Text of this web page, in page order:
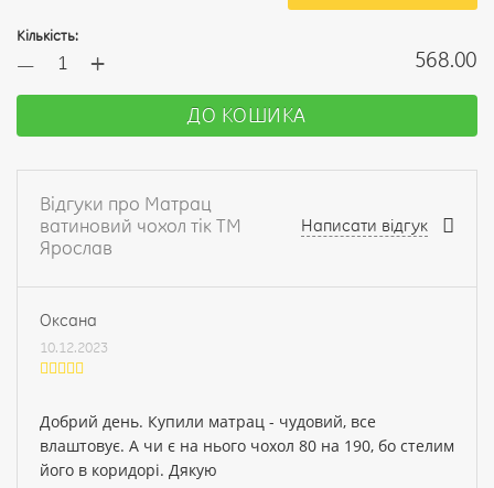
Кількість:
— + 568.00
ДО КОШИКА
Відгуки про Матрац
ватиновий чохол тік ТМ
Ярослав
Написати відгук
Оксана
10.12.2023
Добрий день. Купили матрац - чудовий, все
влаштовує. А чи є на нього чохол 80 на 190, бо стелим
його в коридорі. Дякую